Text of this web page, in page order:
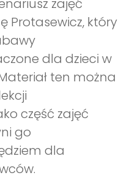
zajęć
Protasewicz, który
dla dzieci w
ten można
część zajęć
go
dla